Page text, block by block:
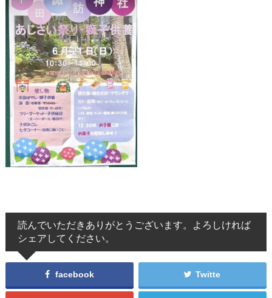
読んでいただきありがとうございます。よろしければ
シェアしてください。
facebook Twitte